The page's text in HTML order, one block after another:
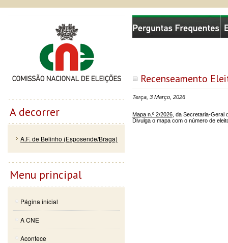
Recenseamento
Terça, 3 Março, 2026
Mapa n.º 2/2026 , da Secretaria-Geral
Divulga o mapa com o número de
Comissão Nacional de Eleições
A decorrer
A.F. de Belinho (Esposende/Braga)
Menu principal
Página inicial
A CNE
Acontece